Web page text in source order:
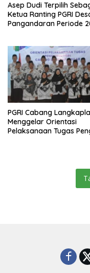
Asep Dudi Terpilih
Ketua Ranting PGRI
Pangandaran Periode
PGRI Cabang
Menggelar Orientasi
Pelaksanaan Tugas